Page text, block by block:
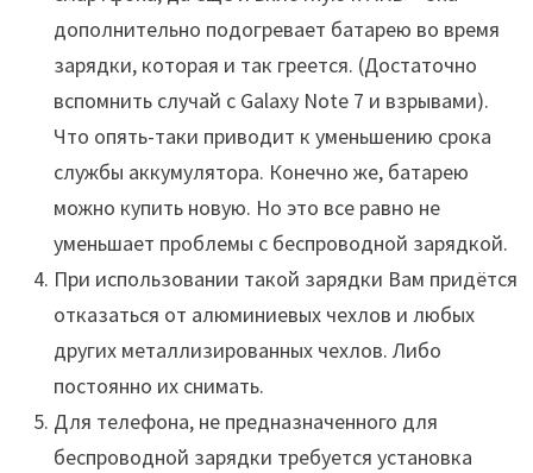
дополнительно подогревает батарею во время
зарядки, которая и так греется. (Достаточно
вспомнить случай с Galaxy Note 7 и взрывами).
Что опять-таки приводит к уменьшению срока
службы аккумулятора. Конечно же, батарею
можно купить новую. Но это все равно не
уменьшает проблемы с беспроводной зарядкой.
При использовании такой зарядки Вам придётся
отказаться от алюминиевых чехлов и любых
других металлизированных чехлов. Либо
постоянно их снимать.
Для телефона, не предназначенного для
беспроводной зарядки требуется установка